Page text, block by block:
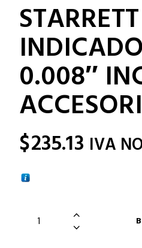
0.008″
$235.13 IVA